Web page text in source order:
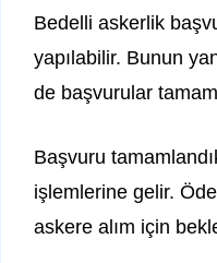
Bedelli askerlik
yapılabilir. Bunun
de başvurular
Başvuru
işlemlerine gelir.
askere alım için